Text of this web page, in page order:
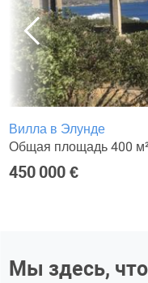
Вилла в Элунде
Общая площадь 400
450 000 €
Мы здесь,